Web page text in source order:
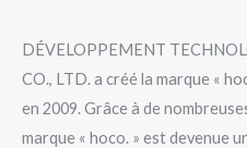
DÉVELOPPEMENT
CO., LTD. a créé la marque «
en 2009. Grâce à de
marque « hoco. » est devenue